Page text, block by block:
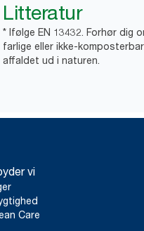
Litteratur
* Ifølge EN 13432. Forhør dig
farlige eller ikke-
affaldet ud i naturen.
vi
Care